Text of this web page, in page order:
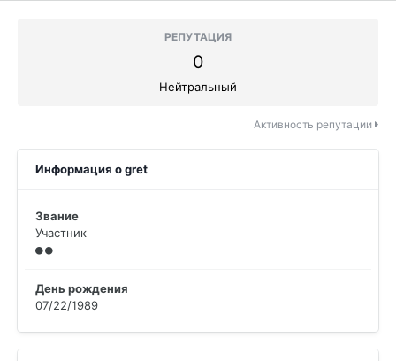
РЕПУТАЦИЯ
0
Нейтральный
Активность репутации
Информация о gret
Звание
Участник
День рождения
07/22/1989